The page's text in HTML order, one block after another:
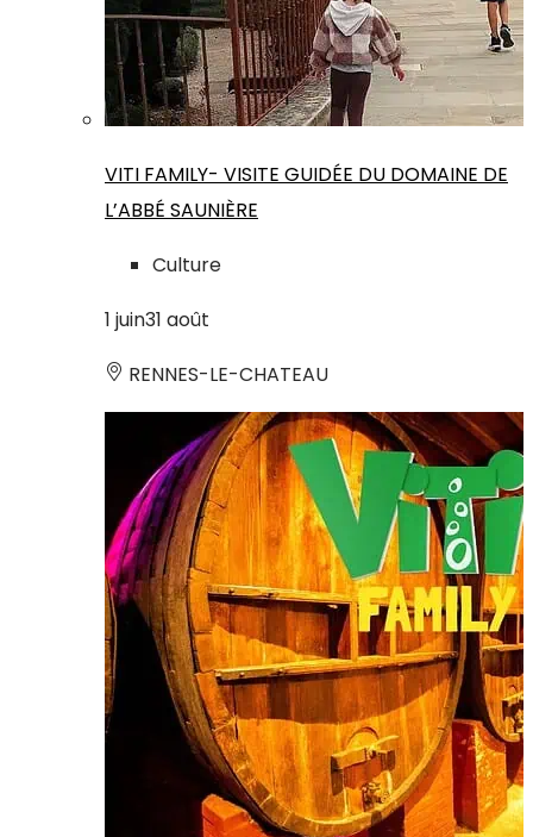
VITI FAMILY- VISITE GUIDÉE DU DOMAINE DE
L’ABBÉ SAUNIÈRE
Culture
1 juin31 août
RENNES-LE-CHATEAU